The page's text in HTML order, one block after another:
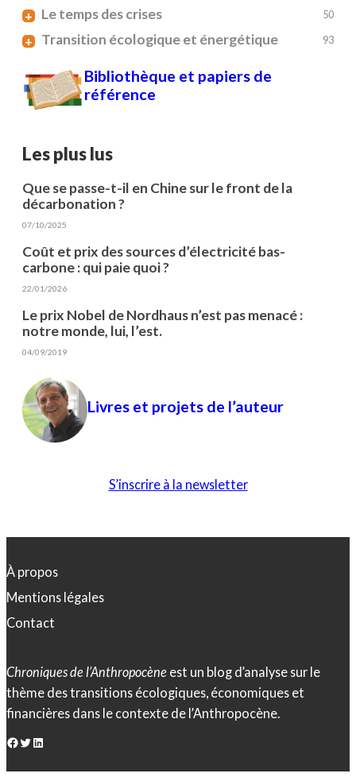
+ Le temps des crises 50
+ Transition écologique et énergétique 93
Bibliothèque et papiers de
référence
Les plus lus
Que se passe-t-il en Chine sur le front de la
décarbonation ?
07/10/2025
Coût et prix des sources d’électricité bas-
carbone : qui paie quoi ?
22/01/2026
Le prix Nobel de Nordhaus n’est pas menacé :
notre monde, lui, l’est.
04/09/2019
Livres et projets de l’auteur
S’inscrire à la newsletter
À propos
Mentions légales
Contact
Chroniques de l’Anthropocène est un blog d’analyse sur le
thème des transitions écologiques, économiques et
financières dans le contexte de l’Anthropocène.
Facebook Twitter LinkedIn